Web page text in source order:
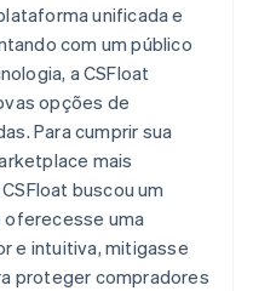
unificada e
com um público
a CSFloat
opções de
Para cumprir sua
mais
buscou um
uma
e intuitiva, mitigasse
proteger compradores